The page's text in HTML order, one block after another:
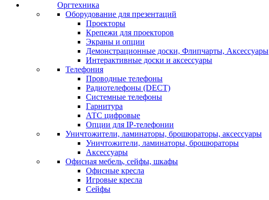
Оргтехника
Оборудование для презентаций
Проекторы
Крепежи для проекторов
Экраны и опции
Демонстрационные доски, Флипчарты, Аксессуары
Интерактивные доски и аксессуары
Телефония
Проводные телефоны
Радиотелефоны (DECT)
Системные телефоны
Гарнитура
АТС цифровые
Опции для IP-телефонии
Уничтожители, ламинаторы, брошюраторы, аксессуары
Уничтожители, ламинаторы, брошюраторы
Аксессуары
Офисная мебель, сейфы, шкафы
Офисные кресла
Игровые кресла
Сейфы